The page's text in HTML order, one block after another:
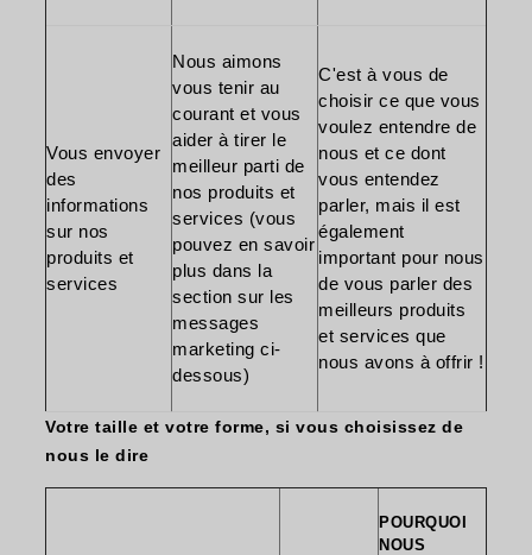
Vous envoyer
des
informations
sur nos
produits et
services
Nous aimons
vous tenir au
courant et vous
aider à tirer le
meilleur parti de
nos produits et
services (vous
pouvez en savoir
plus dans la
section sur les
messages
marketing ci-
dessous)
C'est à vous de
choisir ce que vous
voulez entendre de
nous et ce dont
vous entendez
parler, mais il est
également
important pour nous
de vous parler des
meilleurs produits
et services que
nous avons à offrir !
Votre taille et votre forme, si vous choisissez de
nous le dire
POURQUOI
NOUS